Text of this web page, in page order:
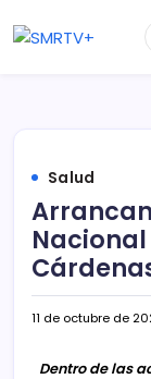
Salud
Nacional
11 de octubre de
Dentro de las